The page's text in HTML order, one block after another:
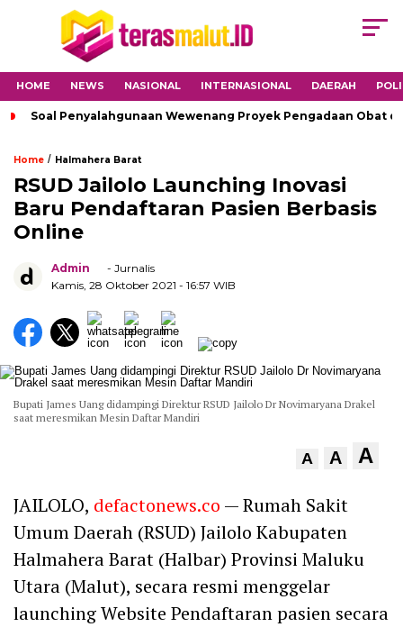
HOME NEWS NASIONAL INTERNASIONAL DAERAH
Soal Penyalahgunaan Wewenang Proyek Pengadaan Obat
Home / Halmahera Barat
RSUD Jailolo Launching Inovasi
Baru Pendaftaran Pasien Berbasis
Online
Admin
- Jurnalis
Kamis, 28 Oktober 2021 - 16:57 WIB
Bupati James Uang didampingi Direktur RSUD Jailolo Dr Novimaryana Drakel
saat meresmikan Mesin Daftar Mandiri
A A A
JAILOLO, defactonews.co — Rumah Sakit
Umum Daerah (RSUD) Jailolo Kabupaten
Halmahera Barat (Halbar) Provinsi Maluku
Utara (Malut), secara resmi menggelar
launching Website Pendaftaran pasien secara